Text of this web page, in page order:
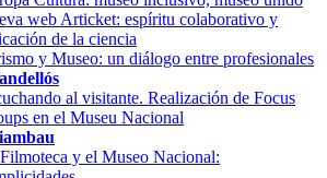
web Articket: espíritu colaborativo y
de la ciencia
y Museo: un diálogo entre profesionales
al visitante. Realización de Focus
en el Museu Nacional
y el Museo Nacional: